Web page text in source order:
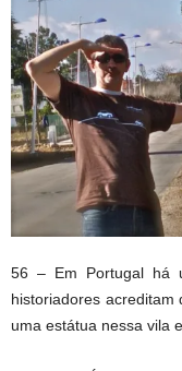
56 – Em Portugal há
historiadores acreditam
uma estátua nessa vila